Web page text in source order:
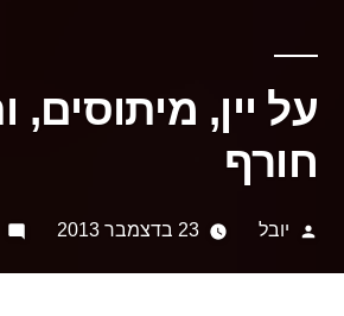
על יין, מיתוסים,
חורף
פורסם
יובל 23 בדצמבר 2013